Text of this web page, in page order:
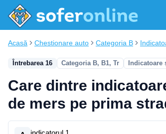
Acasă Chestionare auto Categoria B
Întrebarea 16 Categoria B, B1, Tr
Care dintre
de mers pe prima